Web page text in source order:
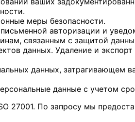
меры безопасности.
авторизации и
связанным с защитой
данных. Удаление и
данных, затрагивающем
данные с учетом
27001. По запросу мы